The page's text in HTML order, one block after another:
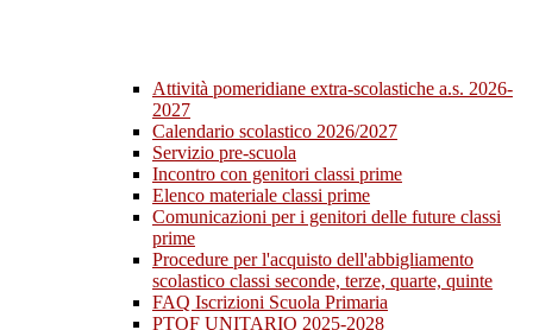
Attività pomeridiane extra-scolastiche a.s. 2026-
2027
Calendario scolastico 2026/2027
Servizio pre-scuola
Incontro con genitori classi prime
Elenco materiale classi prime
Comunicazioni per i genitori delle future classi
prime
Procedure per l'acquisto dell'abbigliamento
scolastico classi seconde, terze, quarte, quinte
FAQ Iscrizioni Scuola Primaria
PTOF UNITARIO 2025-2028